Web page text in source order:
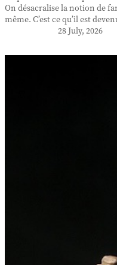
On désacralise la notion de
même. C’est ce qu’il est
28 July, 2026